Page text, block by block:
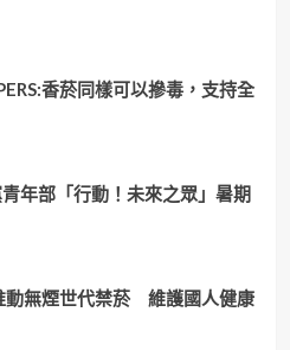
香菸同樣可以摻毒，支持全
年部「行動！未來之眾」暑期
動無煙世代禁菸 維護國人健康